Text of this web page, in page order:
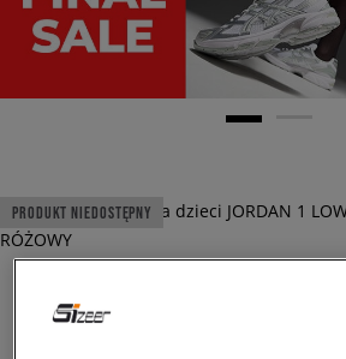
PRODUKT NIEDOSTĘPNY